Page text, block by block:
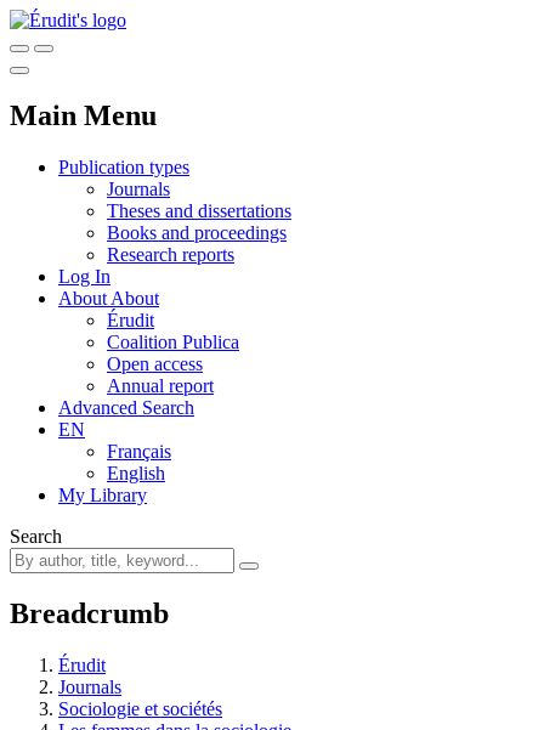
Main Menu
Publication types
Journals
Theses and dissertations
Books and proceedings
Research reports
Log In
About About
Érudit
Coalition Publica
Open access
Annual report
Advanced Search
EN
Français
English
My Library
Search
Breadcrumb
Érudit
Journals
Sociologie et sociétés